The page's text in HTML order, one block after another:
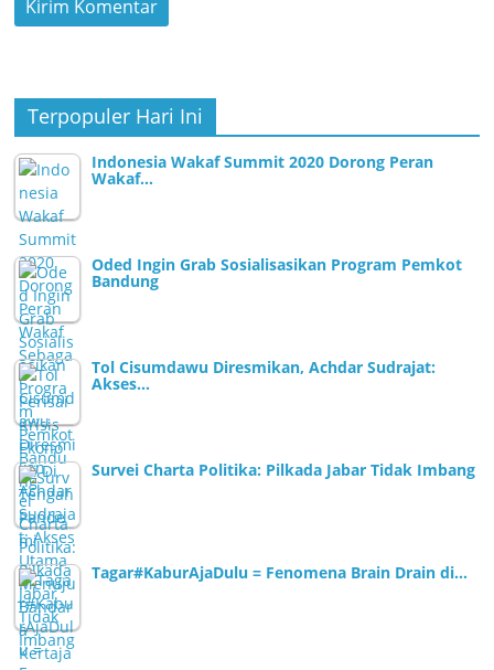
Terpopuler Hari Ini
Indonesia Wakaf Summit 2020 Dorong Peran
Wakaf…
Oded Ingin Grab Sosialisasikan Program Pemkot
Bandung
Tol Cisumdawu Diresmikan, Achdar Sudrajat:
Akses…
Survei Charta Politika: Pilkada Jabar Tidak Imbang
Tagar#KaburAjaDulu = Fenomena Brain Drain di…